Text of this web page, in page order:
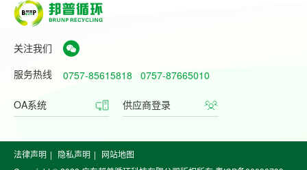
关注我们
服务热线
0757-85615818 0757-87665010
OA系统 供应商登录
法律声明 | 隐私声明 | 网站地图